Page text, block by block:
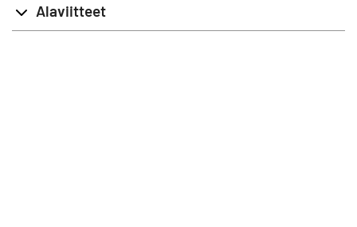
Alaviitteet